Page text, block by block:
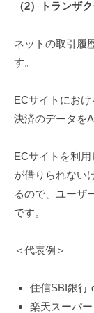
（2）トランザ
ネットの取引履
す。
ECサイトにお
決済のデータを
ECサイトを利
が借りられない
るので、ユーザ
です。
＜代表例＞
住信SBI銀行
楽天スーパ